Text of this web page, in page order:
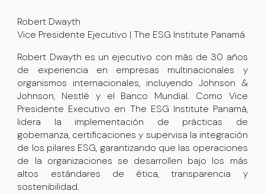
Robert Dwayth
Vice Presidente Ejecutivo | The ESG Institute Panamá
Robert Dwayth es un ejecutivo con más de 30 años
de experiencia en empresas multinacionales y
organismos internacionales, incluyendo Johnson &
Johnson, Nestlé y el Banco Mundial. Como Vice
Presidente Executivo en The ESG Institute Panamá,
lidera la implementación de prácticas de
gobernanza, certificaciones y supervisa la integración
de los pilares ESG, garantizando que las operaciones
de la organizaciones se desarrollen bajo los más
altos estándares de ética, transparencia y
sostenibilidad.